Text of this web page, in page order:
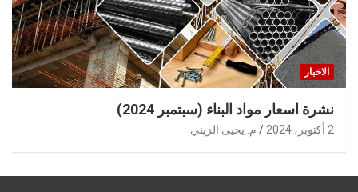
الاخبار
نشرة اسعار مواد البناء (سبتمبر 2024)
2 أكتوبر، 2024 م. يحيى الزيني